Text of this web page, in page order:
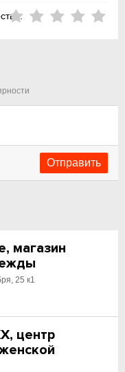
магазин
25 к1
центр